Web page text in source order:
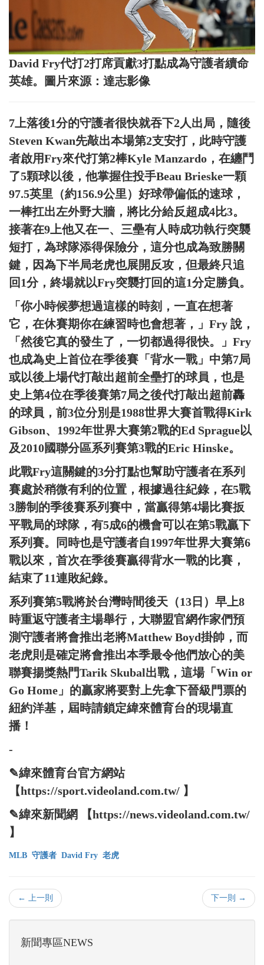
David Fry代打2打席貢獻3打點成為守護者續命
英雄。圖片來源：達志影像
7上落後1分的守護者很快就吞下2人出局，隨後
Steven Kwan先敲出本場第2支安打，此時守護
者啟用Fry來代打第2棒Kyle Manzardo，在纏鬥
了5顆球以後，他掌握住投手Beau Brieske一顆
97.5英里（約156.9公里）好球帶偏低的速球，
一棒扛出左外野大牆，將比分給反超成4比3。
接著在9上他又在一、三壘有人時成功執行突襲
短打，為球隊添得保險分，這分也成為致勝關
鍵，因為下半局老虎也展開反攻，但最終只追
回1分，終場就以Fry突襲打回的這1分定勝負。
「你小時候夢想過這樣的時刻，一直在想著
它，在休賽期你在練習時也會想著，」Fry 說，
「然後它真的發生了，一切都過得很快。」Fry
也成為史上首位在季後賽「背水一戰」中第7局
或以後上場代打敲出超前全壘打的球員，也是
史上第4位在季後賽第7局之後代打敲出超前轟
的球員，前3位分別是1988世界大賽首戰得Kirk
Gibson、1992年世界大賽第2戰的Ed Sprague以
及2010國聯分區系列賽第3戰的Eric Hinske。
此戰Fry這關鍵的3分打點也幫助守護者在系列
賽處於稍微有利的位置，根據過往紀錄，在5戰
3勝制的季後賽系列賽中，當贏得第4場比賽扳
平戰局的球隊，有5成6的機會可以在第5戰贏下
系列賽。同時也是守護者自1997年世界大賽第6
戰以來，首次在季後賽贏得背水一戰的比賽，
結束了11連敗紀錄。
系列賽第5戰將於台灣時間後天（13日）早上8
時重返守護者主場舉行，大聯盟官網作家們預
測守護者將會推出老將Matthew Boyd掛帥，而
老虎則是確定將會推出本季最令他們放心的美
聯賽揚獎熱門Tarik Skubal出戰，這場「Win or
Go Home」的贏家將要對上先拿下晉級門票的
紐約洋基，屆時請鎖定緯來體育台的現場直
播！
-
✎緯來體育台官方網站
【https://sport.videoland.com.tw/ 】
✎緯來新聞網 【https://news.videoland.com.tw/
】
MLB 守護者 David Fry 老虎
← 上一則 下一則 →
新聞專區NEWS